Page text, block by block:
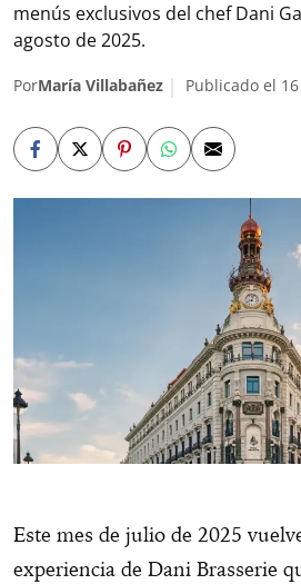
menús exclusivos del chef Dani
agosto de 2025.
PorMaría Villabañez Publicado el
Este mes de julio de 2025
experiencia de Dani Brasserie